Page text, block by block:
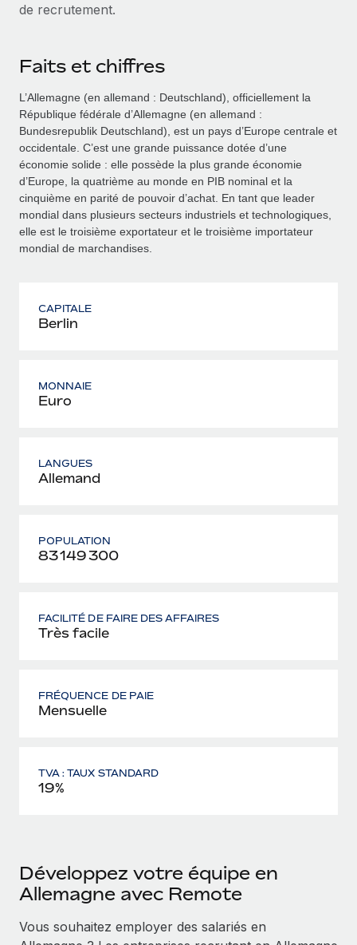
de recrutement.
Faits et chiffres
L’Allemagne (en allemand : Deutschland), officiellement la
République fédérale d’Allemagne (en allemand :
Bundesrepublik Deutschland), est un pays d’Europe centrale et
occidentale. C’est une grande puissance dotée d’une
économie solide : elle possède la plus grande économie
d’Europe, la quatrième au monde en PIB nominal et la
cinquième en parité de pouvoir d’achat. En tant que leader
mondial dans plusieurs secteurs industriels et technologiques,
elle est le troisième exportateur et le troisième importateur
mondial de marchandises.
CAPITALE
Berlin
MONNAIE
Euro
LANGUES
Allemand
POPULATION
83 149 300
FACILITÉ DE FAIRE DES AFFAIRES
Très facile
FRÉQUENCE DE PAIE
Mensuelle
TVA : TAUX STANDARD
19%
Développez votre équipe en
Allemagne avec Remote
Vous souhaitez employer des salariés en